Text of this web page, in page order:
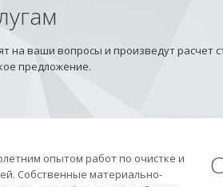
ваши вопросы и произведут расчет
предложение.
опытом работ по очистке и
Собственные материально-